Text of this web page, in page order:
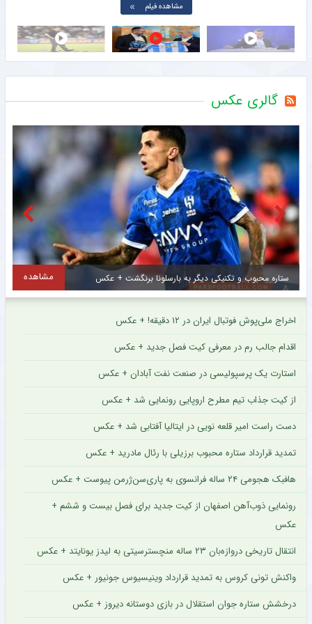
مشاهده فیلم
گالری عکس
مشاهده
اخراج ملی‌پوش فوتبال ایران در ۱۲ دقیقه! + عکس
اقدام جالب رم در معرفی کیت فصل جدید + عکس
استارت یک پرسپولیسی در صنعت نفت آبادان + عکس
از کیت جذاب تیم مطرح اروپایی رونمایی شد + عکس
دست راست امیر قلعه نویی در ایتالیا آفتابی شد + عکس
تمدید قرارداد ستاره محبوب برزیلی با رئال مادرید + عکس
هافبک هجومی ۲۴ ساله فرانسوی به پاری‌سن‌ژرمن پیوست + عکس
رونمایی ذوب‌آهن اصفهان از کیت جدید برای فصل بیست و ششم +
عکس
انتقال تاریخی دروازه‌بان ۲۳ ساله منچسترسیتی به لیدز یونایتد + عکس
واکنش تونی کروس به تمدید قرارداد وینیسیوس جونیور + عکس
درخشش ستاره جوان استقلال در بازی دوستانه دیروز + عکس